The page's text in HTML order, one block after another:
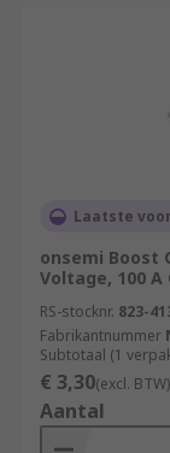
Laatste
onsemi Boost
Voltage, 100
RS-stocknr. 823-
Fabrikantnummer
Subtotaal (1
€ 3,30(excl. BTW)
Aantal